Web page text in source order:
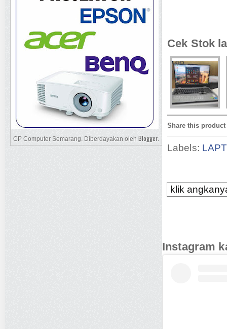
Cek Stok
Share this product
Labels:
klik
Instagram
CP Computer Semarang. Diberdayakan oleh Blogger.